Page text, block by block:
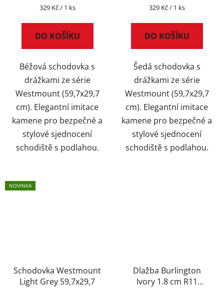
Měrná
329 Kč / 1 ks
DO KOŠÍKU
Béžová schodovka s
drážkami ze série
Westmount (59,7x29,7
cm). Elegantní imitace
kamene pro bezpečné a
stylové sjednocení
schodiště s podlahou.
Měrná
329 Kč / 1 ks
DO KOŠÍKU
Šedá schodovka s
drážkami ze série
Westmount (59,7x29,7
cm). Elegantní imitace
kamene pro bezpečné a
stylové sjednocení
schodiště s podlahou.
NOVINKA
Schodovka Westmount
Light Grey 59,7x29,7
Dlažba Burlington
Ivory 1.8 cm R11